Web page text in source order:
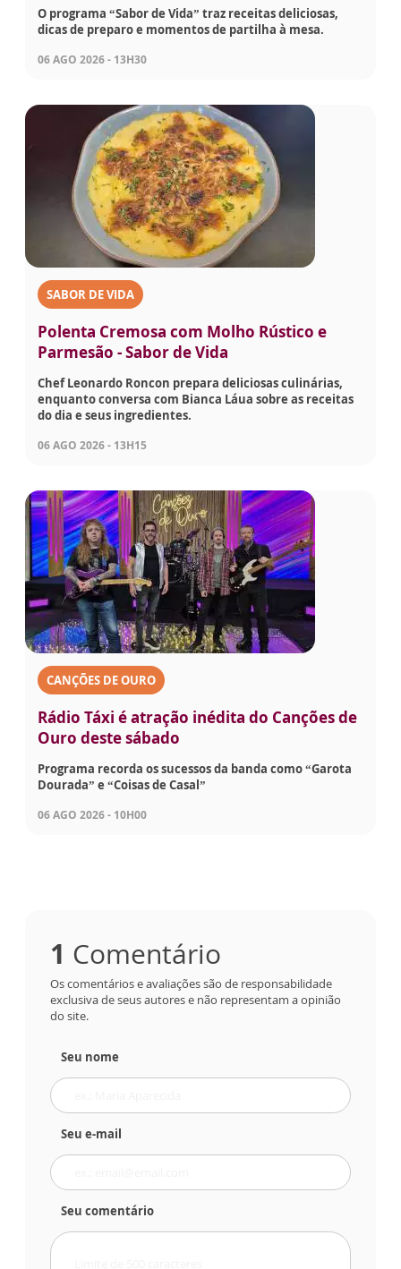
O programa “Sabor de Vida” traz receitas deliciosas,
dicas de preparo e momentos de partilha à mesa.
06 AGO 2026 - 13H30
SABOR DE VIDA
Polenta Cremosa com Molho Rústico e
Parmesão - Sabor de Vida
Chef Leonardo Roncon prepara deliciosas culinárias,
enquanto conversa com Bianca Láua sobre as receitas
do dia e seus ingredientes.
06 AGO 2026 - 13H15
CANÇÕES DE OURO
Rádio Táxi é atração inédita do Canções de
Ouro deste sábado
Programa recorda os sucessos da banda como “Garota
Dourada” e “Coisas de Casal”
06 AGO 2026 - 10H00
1 Comentário
Os comentários e avaliações são de responsabilidade
exclusiva de seus autores e não representam a opinião
do site.
Seu nome
Seu e-mail
Seu comentário